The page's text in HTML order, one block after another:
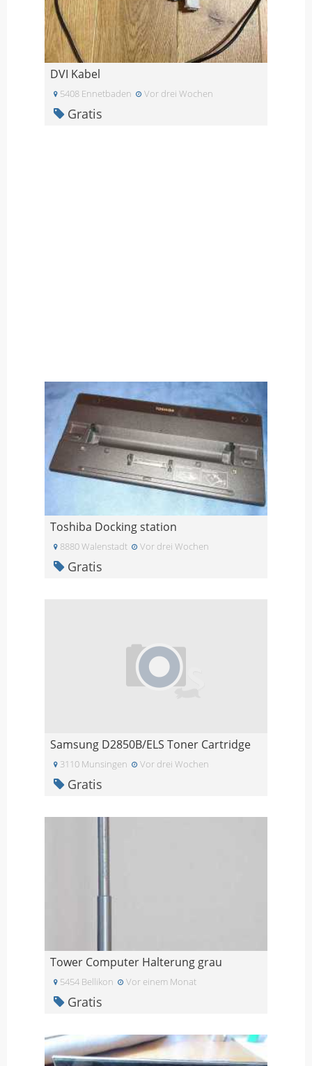
DVI Kabel
5408 Ennetbaden Vor drei Wochen
Gratis
Toshiba Docking station
8880 Walenstadt Vor drei Wochen
Gratis
Samsung D2850B/ELS Toner Cartridge
3110 Munsingen Vor drei Wochen
Gratis
Tower Computer Halterung grau
5454 Bellikon Vor einem Monat
Gratis